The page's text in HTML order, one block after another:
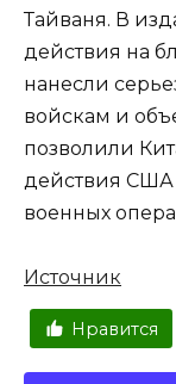
Тайваня. В
действия на
нанесли
войскам и
позволили
действия США
военных
Источник
Нравится